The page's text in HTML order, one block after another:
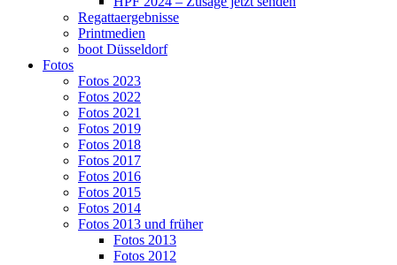
Regattaergebnisse
Printmedien
boot Düsseldorf
Fotos
Fotos 2023
Fotos 2022
Fotos 2021
Fotos 2019
Fotos 2018
Fotos 2017
Fotos 2016
Fotos 2015
Fotos 2014
Fotos 2013 und früher
Fotos 2013
Fotos 2012